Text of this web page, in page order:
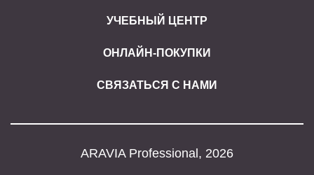
УЧЕБНЫЙ ЦЕНТР
ОНЛАЙН-ПОКУПКИ
СВЯЗАТЬСЯ С НАМИ
ARAVIA Professional, 2026